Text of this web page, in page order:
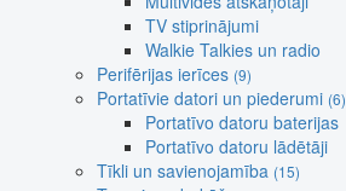
TV stiprinājumi
Walkie Talkies un radio
Perifērijas ierīces (9)
Portatīvie datori un piederumi (6)
Portatīvo datoru baterijas
Portatīvo datoru lādētāji
Tīkli un savienojamība (15)